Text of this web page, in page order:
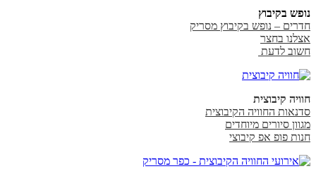
נופש בקיבוץ
חדרים – נופש בקיבוץ מסריק
אצלנו בחצר
חשוב לדעת
חוויה קיבוצית
סדנאות החוויה הקיבוצית
מגוון סיורים מיוחדים
חנות פופ אפ קיבוצי